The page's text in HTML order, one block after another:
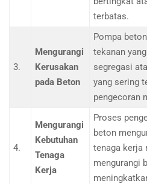
terbatas.
3.
Mengurangi
Kerusakan
pada Beton
Pompa
tekanan
segregasi
yang sering
pengecoran
4.
Mengurangi
Kebutuhan
Tenaga
Kerja
Proses
beton
tenaga kerja
mengurangi